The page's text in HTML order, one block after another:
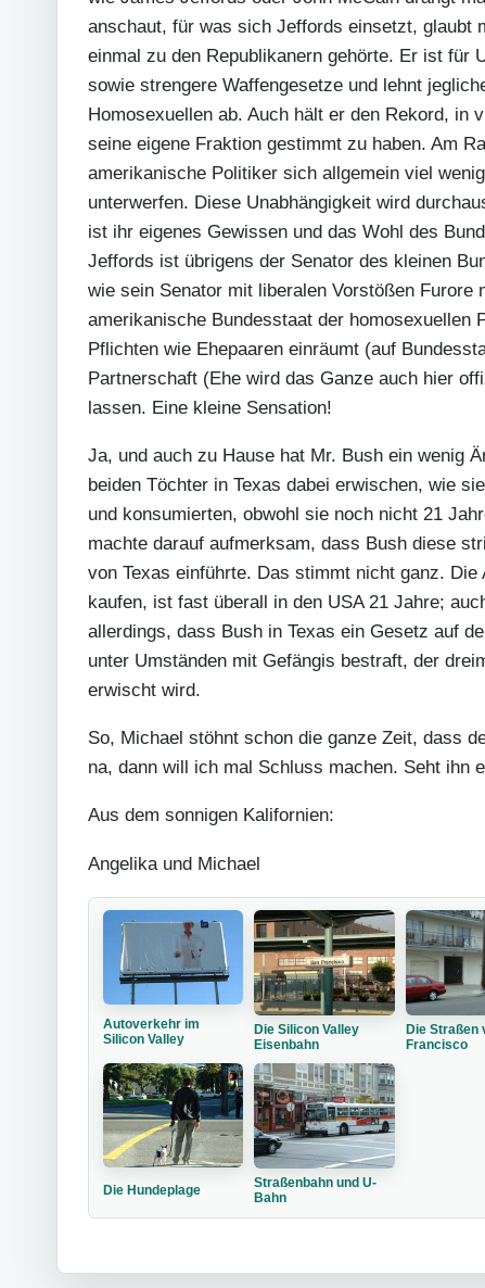
anschaut, für was sich Jeffords einsetzt, glaubt
einmal zu den Republikanern gehörte. Er ist für
sowie strengere Waffengesetze und lehnt
Homosexuellen ab. Auch hält er den Rekord, in
seine eigene Fraktion gestimmt zu haben. Am
amerikanische Politiker sich allgemein viel
unterwerfen. Diese Unabhängigkeit wird
ist ihr eigenes Gewissen und das Wohl des
Jeffords ist übrigens der Senator des kleinen
wie sein Senator mit liberalen Vorstößen
amerikanische Bundesstaat der homosexuellen
Pflichten wie Ehepaaren einräumt (auf
Partnerschaft (Ehe wird das Ganze auch hier
lassen. Eine kleine Sensation!
Ja, und auch zu Hause hat Mr. Bush ein wenig
beiden Töchter in Texas dabei erwischen, wie
und konsumierten, obwohl sie noch nicht 21
machte darauf aufmerksam, dass Bush diese
von Texas einführte. Das stimmt nicht ganz.
kaufen, ist fast überall in den USA 21 Jahre;
allerdings, dass Bush in Texas ein Gesetz auf
unter Umständen mit Gefängis bestraft, der
erwischt wird.
So, Michael stöhnt schon die ganze Zeit, dass
na, dann will ich mal Schluss machen. Seht ihn
Aus dem sonnigen Kalifornien:
Angelika und Michael
Autoverkehr im
Silicon Valley
Die Silicon Valley
Eisenbahn
Die Straßen
Francisco
Die Hundeplage
Straßenbahn und U-
Bahn